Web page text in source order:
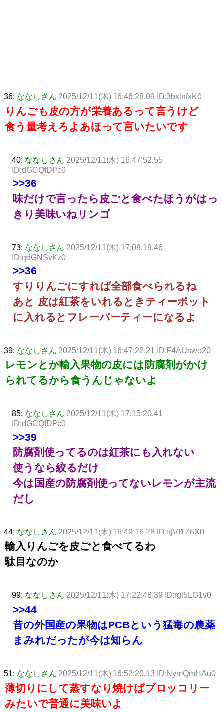
36: ななしさん 2025/12/11(木) 16:46:28.09 ID:3bxlnfxK0
りんごも皮の方が栄養あるって言うけど
食う量考えろよあほって言いたいです
40: ななしさん 2025/12/11(木) 16:47:52.55
ID:dGCQfDPc0
>>36
味だけで言ったら皮ごと食べたほうがはっ
きり美味いねリンゴ
73: ななしさん 2025/12/11(木) 17:08:19.46
ID:qdGNSvKz0
>>36
すりりんごにすれば全部食べられるね
あと 皮は紅茶をいれるときティーポット
に入れるとフレーバーティーになるよ
39: ななしさん 2025/12/11(木) 16:47:22.21 ID:F4AUswo20
レモンとか輸入果物の皮には防腐剤がかけ
られてるから食うんじゃないよ
85: ななしさん 2025/12/11(木) 17:15:20.41
ID:dGCQfDPc0
>>39
防腐剤使ってるのは紅茶にも入れない
使うなら絞るだけ
今は国産の防腐剤使ってないレモンが主流
だし
44: ななしさん 2025/12/11(木) 16:49:16.28 ID:ujVI1Z6X0
輸入りんごを皮ごと食べてるわ
駄目なのか
99: ななしさん 2025/12/11(木) 17:22:48.39 ID:rgl5LG1v0
>>44
昔の外国産の果物はPCBという猛毒の農薬
まみれだったが今は知らん
51: ななしさん 2025/12/11(木) 16:52:20.13 ID:NymQmHAu0
薄切りにして蒸すなり焼けばブロッコリー
みたいで普通に美味いよ